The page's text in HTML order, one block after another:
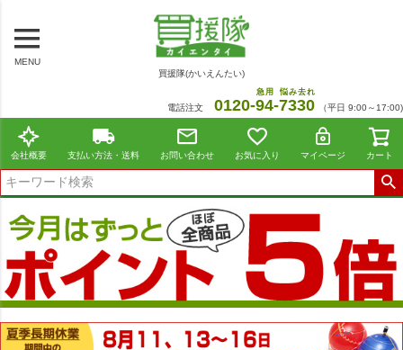
MENU
買援隊(かいえんたい)
電話注文 0120-94
急用
-7330
悩み去れ
（平日 9:00～17:00)
会社概要 支払い方法・送料 お問い合わせ お気に入り マイページ カート